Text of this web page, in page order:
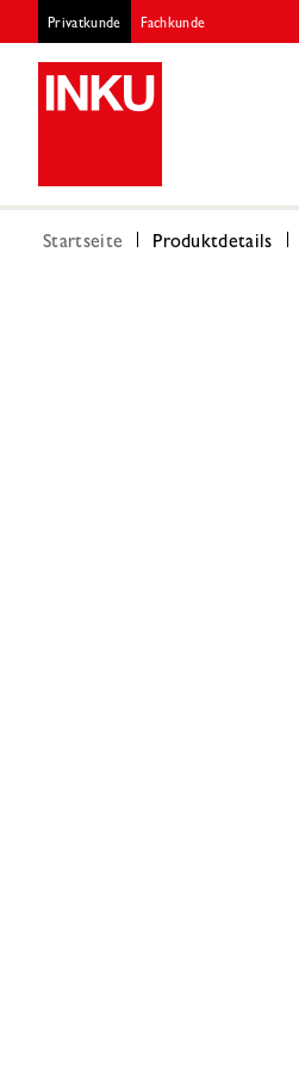
Privatkunde Fachkunde
Startseite Produktdetails